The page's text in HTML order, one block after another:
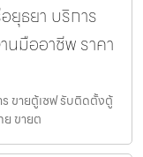
ยุธยา บริการ
มืออาชีพ ราคา
ขายตู้เซฟ รับติดตั้งตู้
ขายต